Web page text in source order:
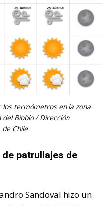
los termómetros en la zona
Biobío / Dirección
Chile
patrullajes de
Sandoval hizo un